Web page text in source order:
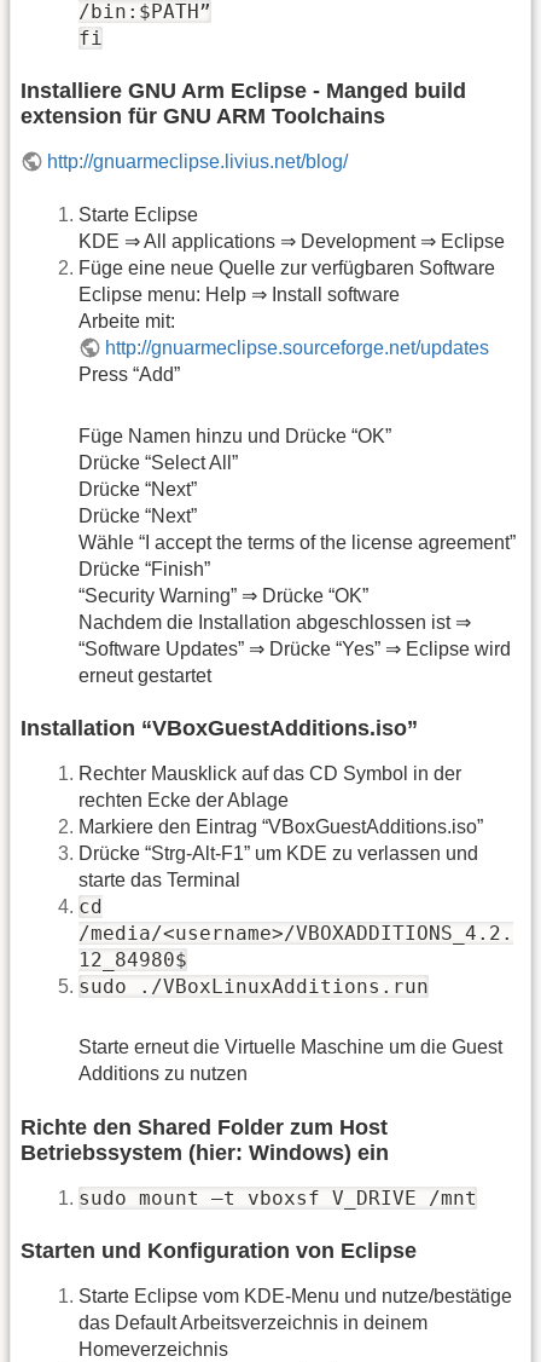
/bin:$PATH”
fi
Installiere GNU Arm Eclipse - Manged build
extension für GNU ARM Toolchains
http://gnuarmeclipse.livius.net/blog/
Starte Eclipse
KDE ⇒ All applications ⇒ Development ⇒ Eclipse
Füge eine neue Quelle zur verfügbaren Software
Eclipse menu: Help ⇒ Install software
Arbeite mit:
http://gnuarmeclipse.sourceforge.net/updates
Press “Add”
Füge Namen hinzu und Drücke “OK”
Drücke “Select All”
Drücke “Next”
Drücke “Next”
Wähle “I accept the terms of the license agreement”
Drücke “Finish”
“Security Warning” ⇒ Drücke “OK”
Nachdem die Installation abgeschlossen ist ⇒
“Software Updates” ⇒ Drücke “Yes” ⇒ Eclipse wird
erneut gestartet
Installation “VBoxGuestAdditions.iso”
Rechter Mausklick auf das CD Symbol in der
rechten Ecke der Ablage
Markiere den Eintrag “VBoxGuestAdditions.iso”
Drücke “Strg-Alt-F1” um KDE zu verlassen und
starte das Terminal
cd
/media/<username>/VBOXADDITIONS_4.2.
12_84980$
sudo ./VBoxLinuxAdditions.run
Starte erneut die Virtuelle Maschine um die Guest
Additions zu nutzen
Richte den Shared Folder zum Host
Betriebssystem (hier: Windows) ein
sudo mount –t vboxsf V_DRIVE /mnt
Starten und Konfiguration von Eclipse
Starte Eclipse vom KDE-Menu und nutze/bestätige
das Default Arbeitsverzeichnis in deinem
Homeverzeichnis